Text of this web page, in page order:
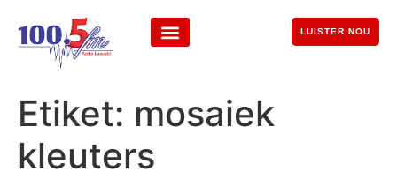
LUISTER NOU
Etiket: mosaiek
kleuters